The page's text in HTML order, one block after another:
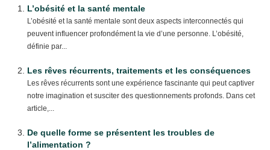
L’obésité et la santé mentale
L’obésité et la santé mentale sont deux aspects interconnectés qui
peuvent influencer profondément la vie d’une personne. L’obésité,
définie par...
Les rêves récurrents, traitements et les conséquences
Les rêves récurrents sont une expérience fascinante qui peut captiver
notre imagination et susciter des questionnements profonds. Dans cet
article,...
De quelle forme se présentent les troubles de
l’alimentation ?